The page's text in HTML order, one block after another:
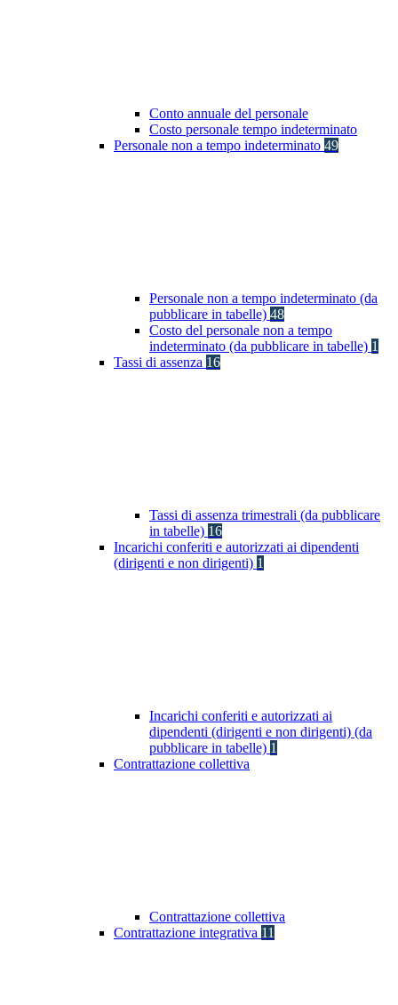
Conto annuale del personale
Costo personale tempo indeterminato
Personale non a tempo indeterminato 49
Personale non a tempo indeterminato (da
pubblicare in tabelle) 48
Costo del personale non a tempo
indeterminato (da pubblicare in tabelle) 1
Tassi di assenza 16
Tassi di assenza trimestrali (da pubblicare
in tabelle) 16
Incarichi conferiti e autorizzati ai dipendenti
(dirigenti e non dirigenti) 1
Incarichi conferiti e autorizzati ai
dipendenti (dirigenti e non dirigenti) (da
pubblicare in tabelle) 1
Contrattazione collettiva
Contrattazione collettiva
Contrattazione integrativa 11